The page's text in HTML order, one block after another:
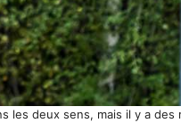
les deux sens, mais il y a des